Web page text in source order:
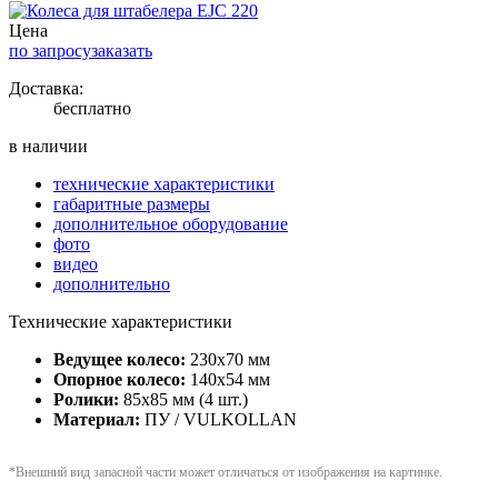
Цена
по запросузаказать
Доставка:
бесплатно
в наличии
технические характеристики
габаритные размеры
дополнительное оборудование
фото
видео
дополнительно
Технические характеристики
Ведущее колесо: 230х70 мм
Опорное колесо: 140х54 мм
Ролики: 85х85 мм (4 шт.)
Материал: ПУ / VULKOLLAN
*Внешний вид запасной части может отличаться от изображения на картинке.